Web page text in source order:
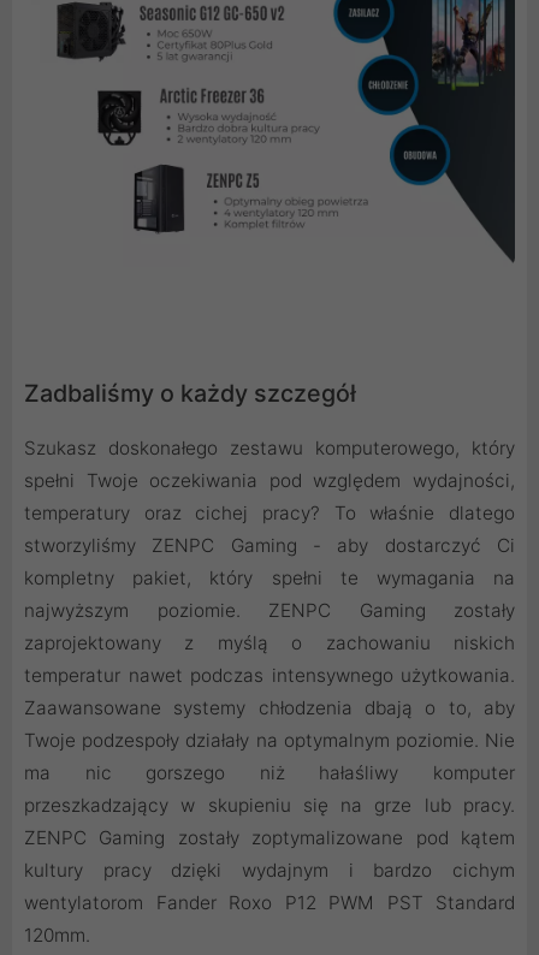
Zadbaliśmy o każdy szczegół
Szukasz doskonałego zestawu komputerowego, który
spełni Twoje oczekiwania pod względem wydajności,
temperatury oraz cichej pracy? To właśnie dlatego
stworzyliśmy ZENPC Gaming - aby dostarczyć Ci
kompletny pakiet, który spełni te wymagania na
najwyższym poziomie. ZENPC Gaming zostały
zaprojektowany z myślą o zachowaniu niskich
temperatur nawet podczas intensywnego użytkowania.
Zaawansowane systemy chłodzenia dbają o to, aby
Twoje podzespoły działały na optymalnym poziomie. Nie
ma nic gorszego niż hałaśliwy komputer
przeszkadzający w skupieniu się na grze lub pracy.
ZENPC Gaming zostały zoptymalizowane pod kątem
kultury pracy dzięki wydajnym i bardzo cichym
wentylatorom Fander Roxo P12 PWM PST Standard
120mm.